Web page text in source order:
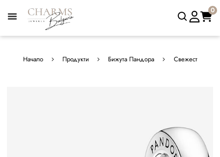
0
Начало Продукти Бижута Пандора Свежест